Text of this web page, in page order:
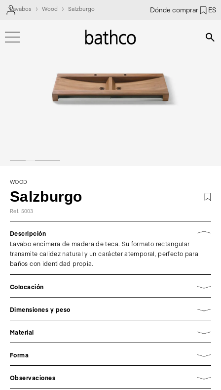
Dónde comprar ES
Lavabos Wood Salzburgo
WOOD
Salzburgo
Ref. 5003
Descripción
Lavabo encimera de madera de teca. Su formato rectangular
transmite calidez natural y un carácter atemporal, perfecto para
baños con identidad propia.
Colocación
Dimensiones y peso
Material
Forma
Observaciones